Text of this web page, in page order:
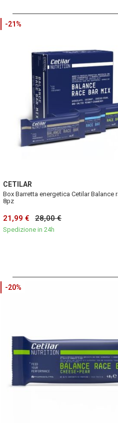
-21%
CETILAR
Box Barretta energetica Cetilar Balance
8pz
21,99 € 28,00 €
Spedizione in 24h
-20%